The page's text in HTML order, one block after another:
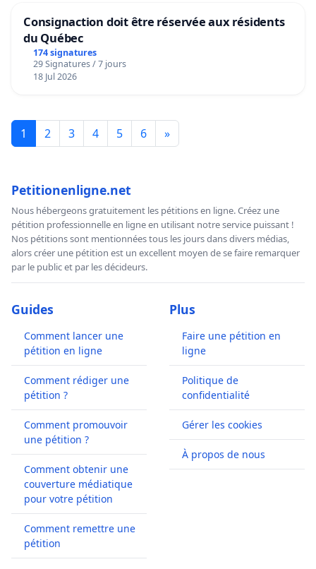
Consignaction doit être réservée aux résidents
du Québec
174 signatures
29 Signatures / 7 jours
18 Jul 2026
1 2 3 4 5 6 »
Petitionenligne.net
Nous hébergeons gratuitement les pétitions en ligne. Créez une
pétition professionnelle en ligne en utilisant notre service puissant !
Nos pétitions sont mentionnées tous les jours dans divers médias,
alors créer une pétition est un excellent moyen de se faire remarquer
par le public et par les décideurs.
Guides
Comment lancer une
pétition en ligne
Comment rédiger une
pétition ?
Comment promouvoir
une pétition ?
Comment obtenir une
couverture médiatique
pour votre pétition
Comment remettre une
pétition
Plus
Faire une pétition en
ligne
Politique de
confidentialité
Gérer les cookies
À propos de nous